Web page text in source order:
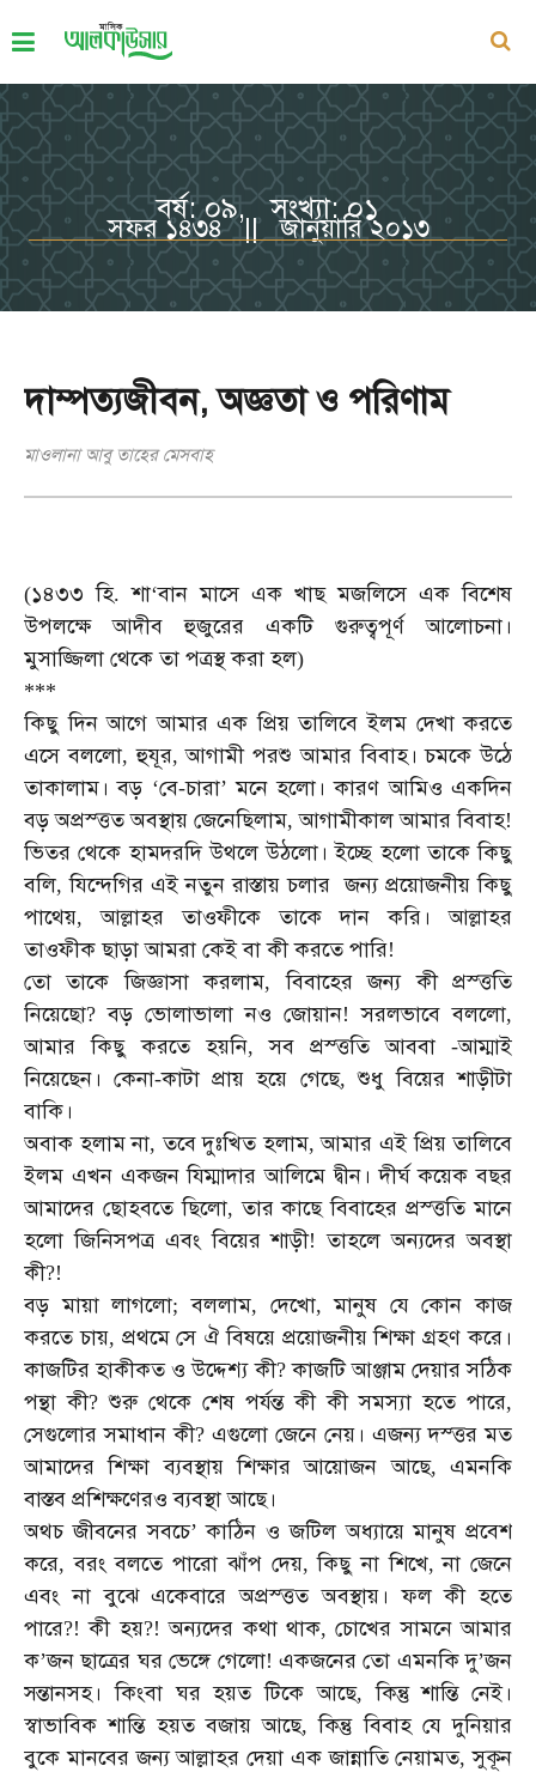
বর্ষ: ০৯, সংখ্যা: ০১
সফর ১৪৩৪ || জানুয়ারি ২০১৩
দাম্পত্যজীবন, অজ্ঞতা ও পরিণাম
মাওলানা আবু তাহের মেসবাহ
(১৪৩৩ হি.শা‘বান মাসে এক খাছ মজলিসে এক বিশেষ
উপলক্ষে
আদীব হুজুরের একটি গুরুত্বপূর্ণ
আলোচনা।
মুসাজ্জিলা থেকে তা পত্রস্থ করা হল)
***
কিছু দিন আগে আমার এক প্রিয় তালিবে ইলম দেখা করতে
এসে বললো,হুযূর,আগামী পরশু আমার বিবাহ। চমকে উঠে
তাকালাম। বড় ‘বে-চারা’মনে হলো। কারণ আমিও একদিন
বড় অপ্রস্ত্তত অবস্থায় জেনেছিলাম,আগামীকাল আমার বিবাহ!
ভিতর থেকে হামদরদি উথলে উঠলো। ইচ্ছে হলো তাকে কিছু
বলি,যিন্দেগির এই নতুন রাস্তায় চলার জন্য প্রয়োজনীয় কিছু
পাথেয়,আল্লাহর তাওফীকে তাকে দান করি।
আল্লাহর
তাওফীক ছাড়া আমরা কেই বা কী করতে পারি!
তো তাকে জিজ্ঞাসা করলাম,বিবাহের জন্য কী প্রস্ত্ততি
নিয়েছো?বড় ভোলাভালা নও জোয়ান!সরলভাবে বললো,
আমার কিছু করতে হয়নি,সব প্রস্ত্ততি আববা -আম্মাই
নিয়েছেন। কেনা-কাটা প্রায় হয়ে গেছে,শুধু বিয়ের শাড়ীটা
বাকি।
অবাক হলাম না,তবে দুঃখিত হলাম,আমার এই প্রিয় তালিবে
ইলম এখন একজন যিম্মাদার আলিমে দ্বীন। দীর্ঘ কয়েক বছর
আমাদের ছোহবতে ছিলো,তার কাছে বিবাহের প্রস্ত্ততি মানে
হলো জিনিসপত্র এবং বিয়ের শাড়ী!তাহলে অন্যদের অবস্থা
কী?!
বড় মায়া লাগলো;বললাম, দেখো,মানুষ যে কোন কাজ
করতে চায়, প্রথমে সে ঐ বিষয়ে প্রয়োজনীয় শিক্ষা গ্রহণ করে।
কাজটির হাকীকত ও উদ্দেশ্য কী?কাজটি আঞ্জাম দেয়ার সঠিক
পন্থা কী?শুরু থেকে শেষ পর্যন্ত কী কী সমস্যা হতে পারে,
সেগুলোর সমাধান কী? এগুলো জেনে নেয়। এজন্য দস্ত্তর মত
আমাদের শিক্ষা ব্যবস্থায় শিক্ষার আয়োজন আছে,এমনকি
বাস্তব প্রশিক্ষণেরও ব্যবস্থা আছে।
অথচ জীবনের সবচে’কাঠিন ও জটিল অধ্যায়ে মানুষ প্রবেশ
করে,বরং বলতে পারো ঝাঁপ দেয়,কিছু না শিখে,না জেনে
এবং না বুঝে একেবারে অপ্রস্ত্তত অবস্থায়। ফল কী হতে
পারে?!কী হয়?!অন্যদের কথা থাক,চোখের সামনে আমার
ক’জন ছাত্রের ঘর ভেঙ্গে গেলো! একজনের তো এমনকি দু’জন
সন্তানসহ। কিংবা ঘর হয়ত টিকে আছে,কিন্তু শান্তি নেই।
স্বাভাবিক শান্তি হয়ত বজায় আছে,কিন্তু বিবাহ যে দুনিয়ার
বুকে মানবের জন্য আল্লাহর দেয়া এক জান্নাতি নেয়ামত,সুকূন